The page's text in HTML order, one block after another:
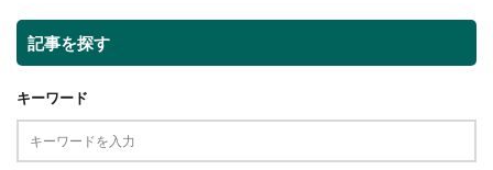
記事を探す
キーワード